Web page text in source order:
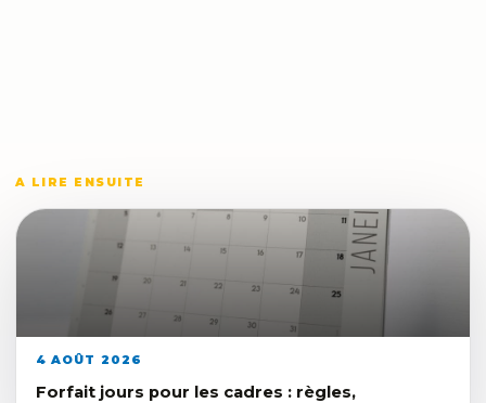
A LIRE ENSUITE
4 AOÛT 2026
Forfait jours pour les cadres : règles,